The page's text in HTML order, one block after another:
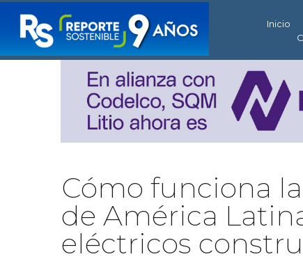
Inicio
Cómo funciona
de América
eléctricos